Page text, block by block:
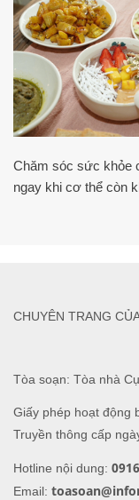
Chăm sóc sức khỏe
ngay khi cơ thể còn
Tòa soạn: Tòa nhà
Giấy phép hoạt động
Truyền thông cấp
Hotline nội dung:
Email:
CHUYÊN TRANG